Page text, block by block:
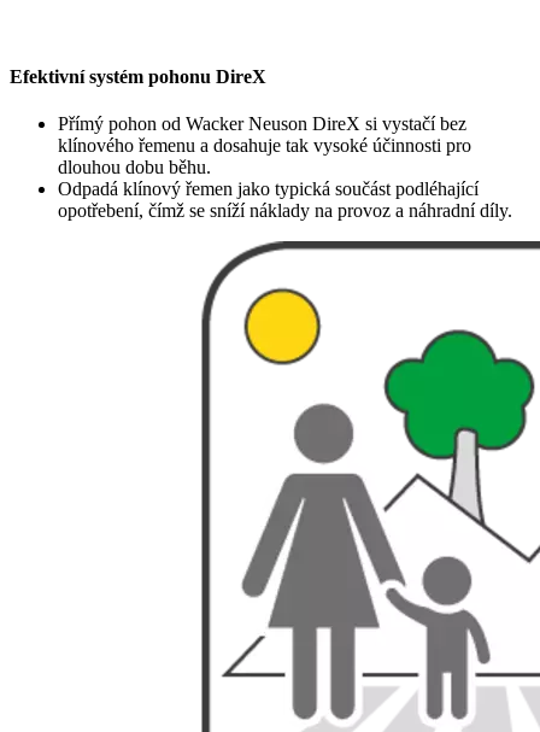
Efektivní systém pohonu DireX
Přímý pohon od Wacker Neuson DireX si vystačí bez
klínového řemenu a dosahuje tak vysoké účinnosti pro
dlouhou dobu běhu.
Odpadá klínový řemen jako typická součást podléhající
opotřebení, čímž se sníží náklady na provoz a náhradní díly.